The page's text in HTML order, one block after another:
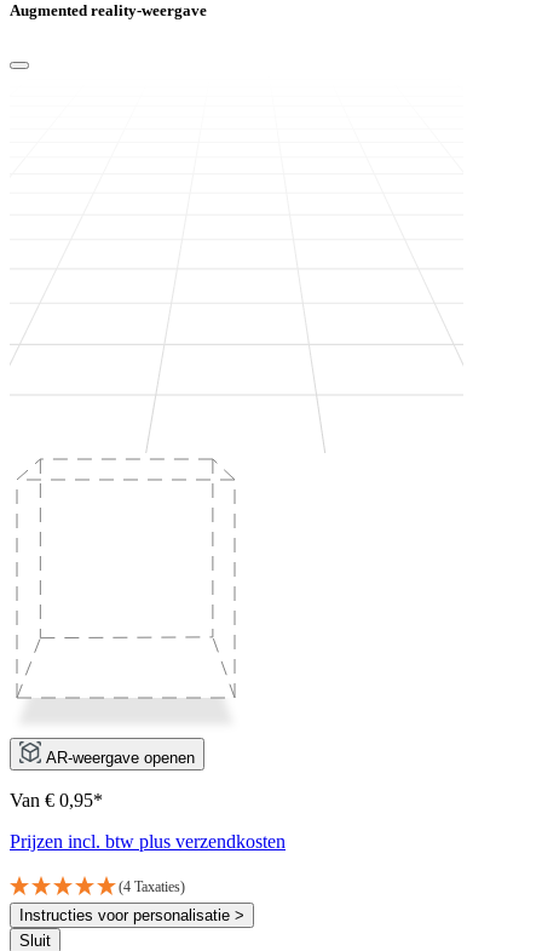
Augmented reality-weergave
AR-weergave openen
Van € 0,95*
Prijzen incl. btw plus verzendkosten
(4 Taxaties)
Instructies voor personalisatie >
Sluit